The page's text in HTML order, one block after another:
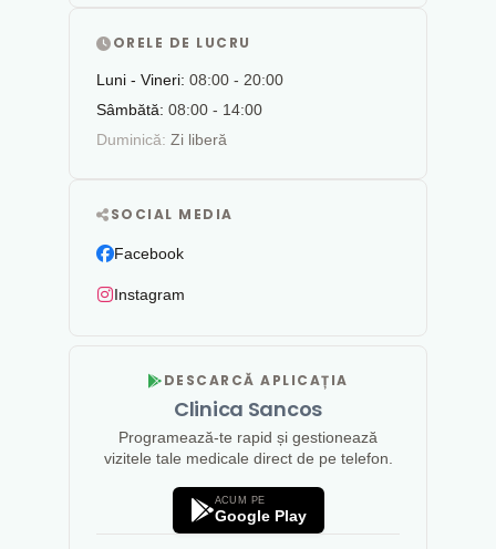
ORELE DE LUCRU
Luni - Vineri: 08:00 - 20:00
Sâmbătă: 08:00 - 14:00
Duminică: Zi liberă
SOCIAL MEDIA
Facebook
Instagram
DESCARCĂ APLICAȚIA
Clinica Sancos
Programează-te rapid și gestionează
vizitele tale medicale direct de pe telefon.
ACUM PE
Google Play